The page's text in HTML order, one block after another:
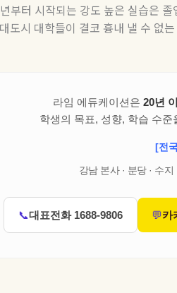
부터 시작되는 강도 높은 실습은
도시 대학들이 결코 흉내 낼 수 없
라임 에듀케이션은 20년
학생의 목표, 성향, 학습 수
[전
강남 본사 · 분당 · 수지
📞대표전화 1688-9806 💬카